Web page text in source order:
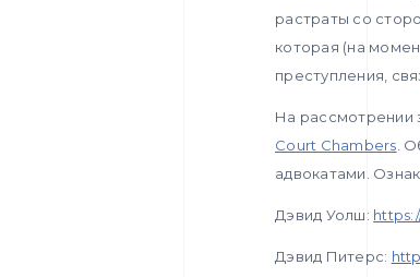
растраты со
которая (на
преступления,
На рассмотрении
Court Chambers .
адвокатами.
Дэвид Уолш:
Дэвид Питерс: